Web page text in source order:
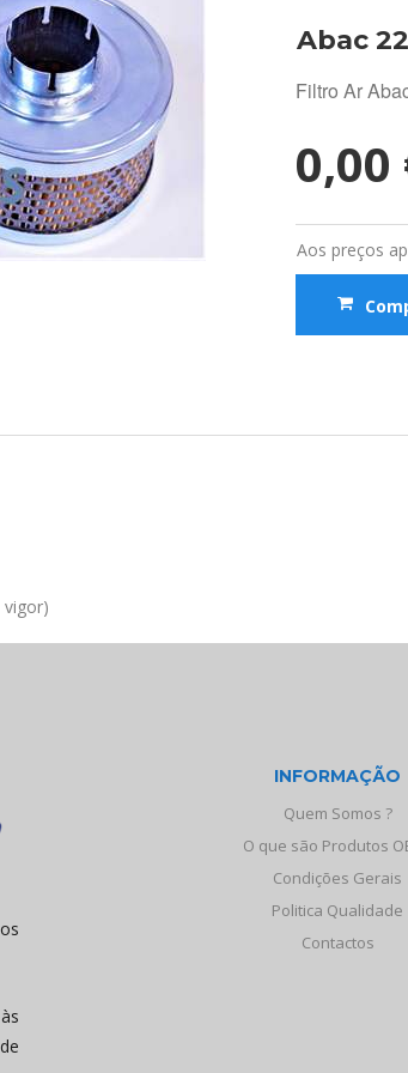
Abac
Filtro Ar
0,00
Aos preços
INFORMAÇÃO
Quem Somos ?
O que são Produtos
Condições Gerais
Politica Qualidade
Contactos